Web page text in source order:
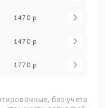
1470 р
1470 р
1770 р
без учета